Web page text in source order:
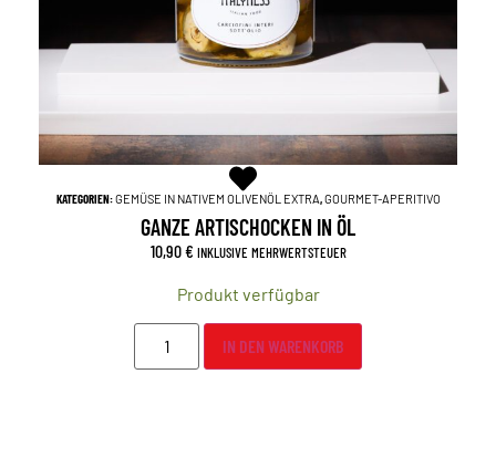
KATEGORIEN:GEMÜSE IN NATIVEM OLIVENÖL EXTRA,GOURMET-APERITIVO
GANZE ARTISCHOCKEN IN ÖL
10,90€ INKLUSIVE MEHRWERTSTEUER
Produkt verfügbar
IN DEN WARENKORB